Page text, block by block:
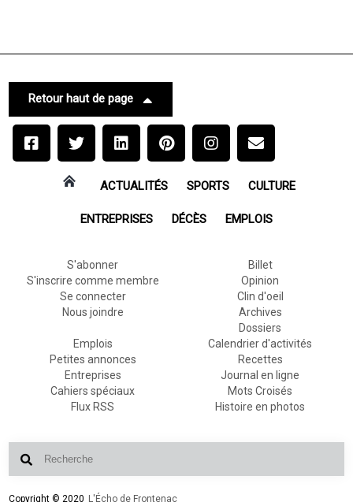
Retour haut de page
ACTUALITÉS SPORTS CULTURE
ENTREPRISES DÉCÈS EMPLOIS
S'abonner
S'inscrire comme membre
Se connecter
Nous joindre
Billet
Opinion
Clin d'oeil
Archives
Dossiers
Emplois
Petites annonces
Entreprises
Cahiers spéciaux
Flux RSS
Calendrier d'activités
Recettes
Journal en ligne
Mots Croisés
Histoire en photos
Copyright © 2020 L'Écho de Frontenac